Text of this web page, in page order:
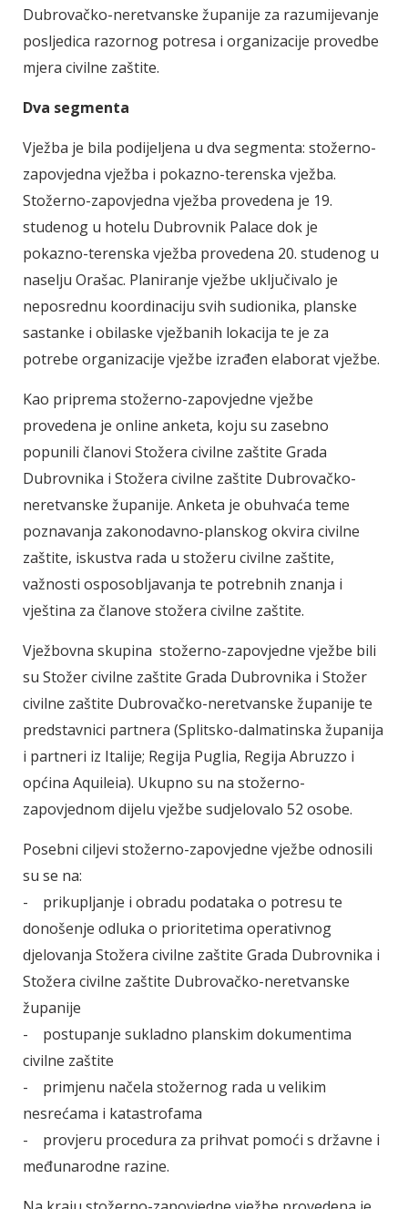
Dubrovačko-neretvanske županije za razumijevanje
posljedica razornog potresa i organizacije provedbe
mjera civilne zaštite.
Dva segmenta
Vježba je bila podijeljena u dva segmenta: stožerno-
zapovjedna vježba i pokazno-terenska vježba.
Stožerno-zapovjedna vježba provedena je 19.
studenog u hotelu Dubrovnik Palace dok je
pokazno-terenska vježba provedena 20. studenog u
naselju Orašac. Planiranje vježbe uključivalo je
neposrednu koordinaciju svih sudionika, planske
sastanke i obilaske vježbanih lokacija te je za
potrebe organizacije vježbe izrađen elaborat vježbe.
Kao priprema stožerno-zapovjedne vježbe
provedena je online anketa, koju su zasebno
popunili članovi Stožera civilne zaštite Grada
Dubrovnika i Stožera civilne zaštite Dubrovačko-
neretvanske županije. Anketa je obuhvaća teme
poznavanja zakonodavno-planskog okvira civilne
zaštite, iskustva rada u stožeru civilne zaštite,
važnosti osposobljavanja te potrebnih znanja i
vještina za članove stožera civilne zaštite.
Vježbovna skupina stožerno-zapovjedne vježbe bili
su Stožer civilne zaštite Grada Dubrovnika i Stožer
civilne zaštite Dubrovačko-neretvanske županije te
predstavnici partnera (Splitsko-dalmatinska županija
i partneri iz Italije; Regija Puglia, Regija Abruzzo i
općina Aquileia). Ukupno su na stožerno-
zapovjednom dijelu vježbe sudjelovalo 52 osobe.
Posebni ciljevi stožerno-zapovjedne vježbe odnosili
su se na:
- prikupljanje i obradu podataka o potresu te
donošenje odluka o prioritetima operativnog
djelovanja Stožera civilne zaštite Grada Dubrovnika i
Stožera civilne zaštite Dubrovačko-neretvanske
županije
- postupanje sukladno planskim dokumentima
civilne zaštite
- primjenu načela stožernog rada u velikim
nesrećama i katastrofama
- provjeru procedura za prihvat pomoći s državne i
međunarodne razine.